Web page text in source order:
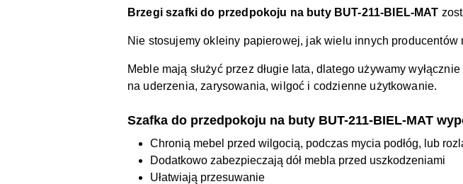
Brzegi szafki do przedpokoju na buty BUT-211-BIEL-MAT
Nie stosujemy okleiny papierowej, jak wielu innych
Meble mają służyć przez długie lata, dlatego używamy
na uderzenia, zarysowania, wilgoć i codzienne użytkowanie.
Szafka do przedpokoju na buty BUT-211-BIEL-MAT
Chronią mebel przed wilgocią, podczas mycia podłóg, lub
Dodatkowo zabezpieczają dół mebla przed uszkodzeniami
Ułatwiają przesuwanie